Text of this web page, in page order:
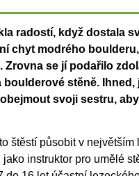
radostí, když dostala
chyt modrého
Zrovna se jí podařilo
boulderové stěně. Ihned,
svoji sestru,
štěstí působit v největším
instruktor pro umělé